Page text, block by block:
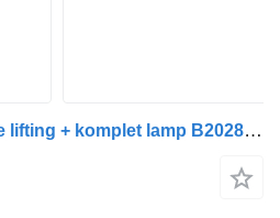
Bova przód Futura Face lifting + komplet lamp B20287898 Abdeckung für Bova FUTURA MAGIQ Bus